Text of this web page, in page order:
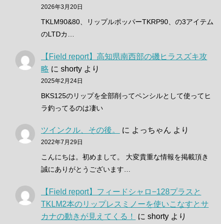
2026年3月20日
TKLM90&80、リップルポッパーTKRP90、の3アイテム
のLTDカ…
【Field report】高知県南西部の磯ヒラスズキ攻
略 に shorty より
2025年2月24日
BKS125のリップを全部削ってペンシルとして使ってヒ
ラ釣ってるのは凄い
ツインクル、その後。 に よっちゃん より
2022年7月29日
こんにちは。初めまして。 大変貴重な情報を掲載頂き
誠にありがとうございます…
【Field report】フィードシャロ−128プラスと
TKLM2本のリップレスミノーを使いこなすとサ
カナの動きが見えてくる！
に shorty より